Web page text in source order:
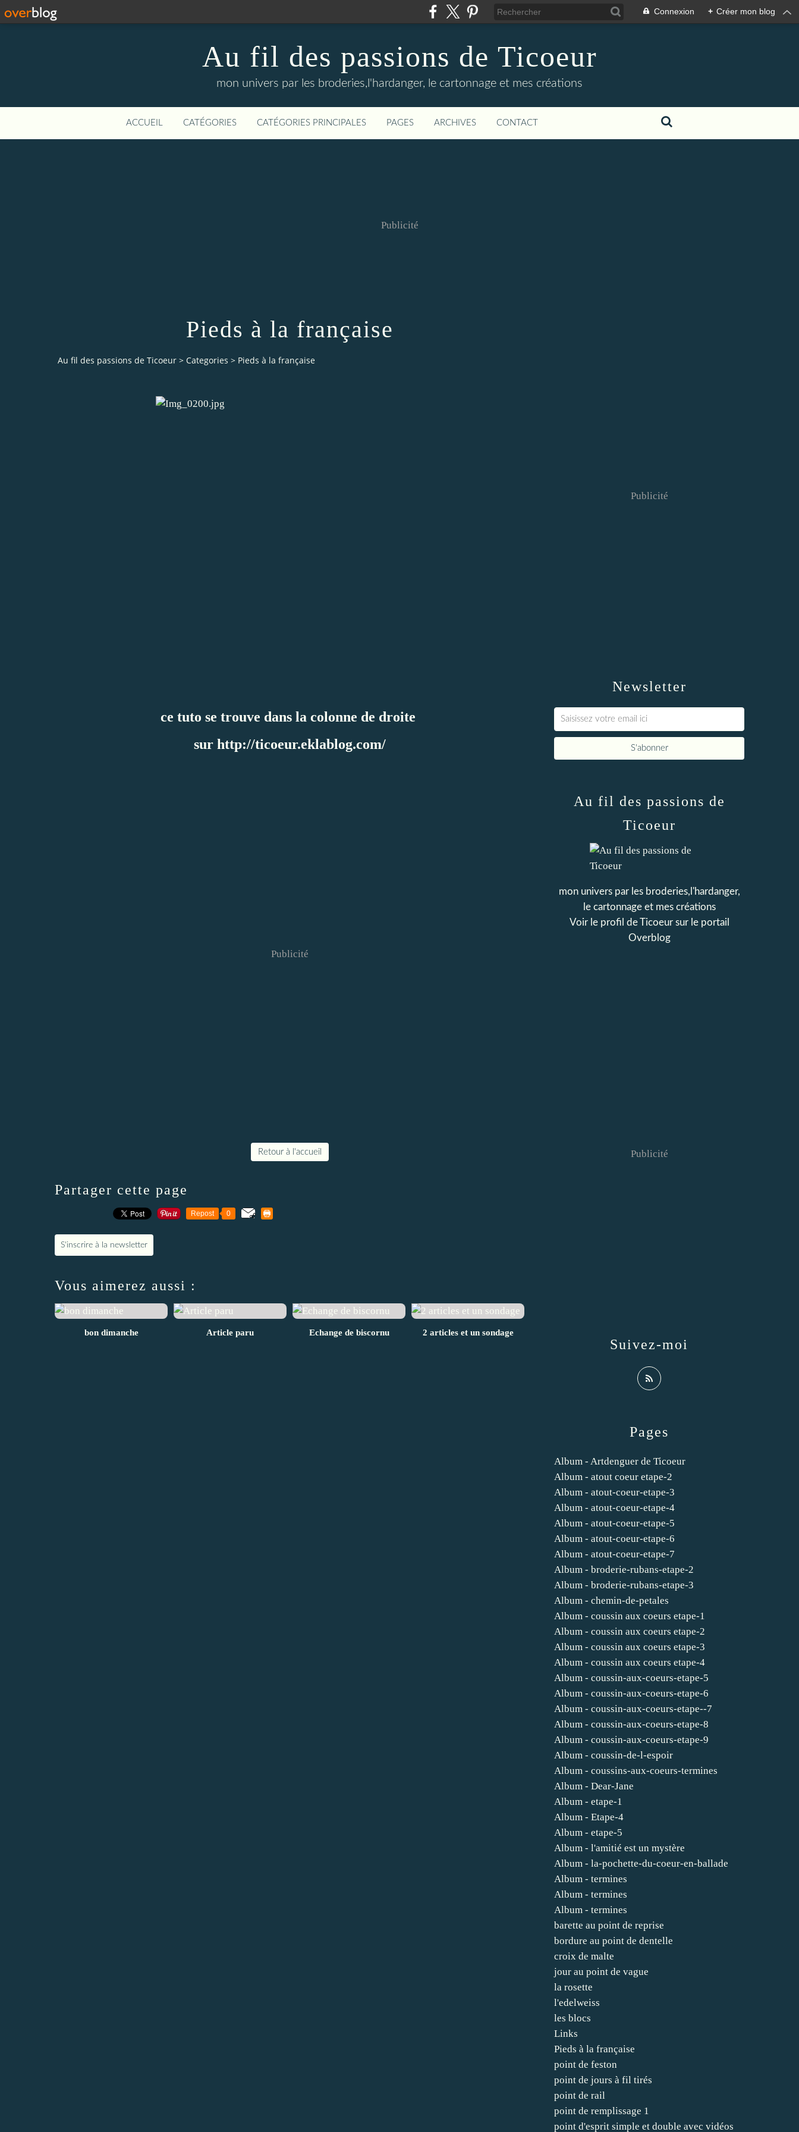
Connexion + Créer mon blog
Au fil des passions de Ticoeur
mon univers par les broderies,l'hardanger, le cartonnage et mes créations
ACCUEIL CATÉGORIES CATÉGORIES PRINCIPALES PAGES ARCHIVES CONTACT
Publicité
Pieds à la française
Au fil des passions de Ticoeur > Categories > Pieds à la française
ce tuto se trouve dans la colonne de droite
sur http://ticoeur.eklablog.com/
Publicité
Retour à l'accueil
Partager cette page
Repost 0
S'inscrire à la newsletter
Vous aimerez aussi :
bon dimanche Article paru Echange de biscornu 2 articles et un sondage
Newsletter
Publicité
Pages
Album - Artdenguer de Ticoeur
Album - atout coeur etape-2
Album - atout-coeur-etape-3
Album - atout-coeur-etape-4
Album - atout-coeur-etape-5
Album - atout-coeur-etape-6
Album - atout-coeur-etape-7
Album - broderie-rubans-etape-2
Album - broderie-rubans-etape-3
Album - chemin-de-petales
Album - coussin aux coeurs etape-1
Album - coussin aux coeurs etape-2
Album - coussin aux coeurs etape-3
Album - coussin aux coeurs etape-4
Album - coussin-aux-coeurs-etape-5
Album - coussin-aux-coeurs-etape-6
Album - coussin-aux-coeurs-etape--7
Album - coussin-aux-coeurs-etape-8
Album - coussin-aux-coeurs-etape-9
Album - coussin-de-l-espoir
Album - coussins-aux-coeurs-termines
Album - Dear-Jane
Album - etape-1
Album - Etape-4
Album - etape-5
Album - l'amitié est un mystère
Album - la-pochette-du-coeur-en-ballade
Album - termines
Album - termines
Album - termines
barette au point de reprise
bordure au point de dentelle
croix de malte
jour au point de vague
la rosette
l'edelweiss
les blocs
Links
Pieds à la française
point de feston
point de jours à fil tirés
point de rail
point de remplissage 1
point d'esprit simple et double avec vidéos
Au fil des passions de
Ticoeur
mon univers par les broderies,l'hardanger,
le cartonnage et mes créations
Voir le profil deTicoeursur le portail
Overblog
Suivez-moi
Publicité